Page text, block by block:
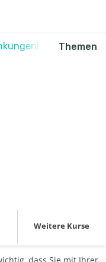
KrebsThemen
Weitere Kurse
dass Sie mit Ihrer